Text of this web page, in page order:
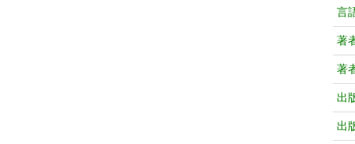
言
著
著
出
出